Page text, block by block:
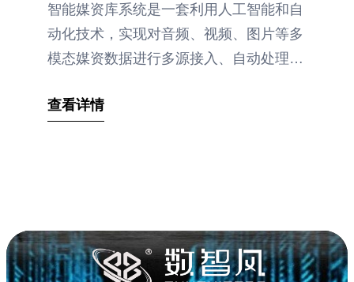
智能媒资库系统是一套利用人工智能和自
动化技术，实现对音频、视频、图片等多
模态媒资数据进行多源接入、自动处理智
查看详情